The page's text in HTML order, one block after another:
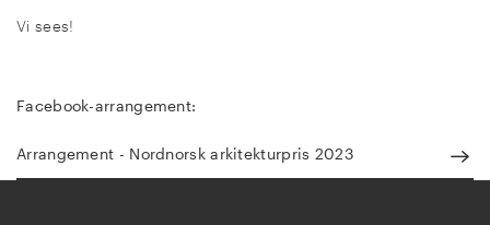
Vi sees!
Facebook-arrangement:
Arrangement - Nordnorsk arkitekturpris 2023